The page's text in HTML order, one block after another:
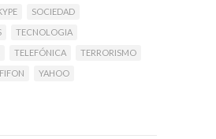
SOCIEDAD
TECNOLOGIA
TELEFÓNICA
TERRORISMO
YAHOO